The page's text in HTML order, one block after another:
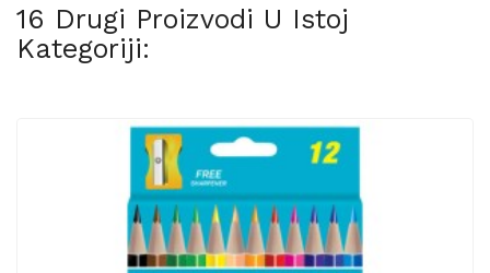
16 Drugi Proizvodi U Istoj
Kategoriji: